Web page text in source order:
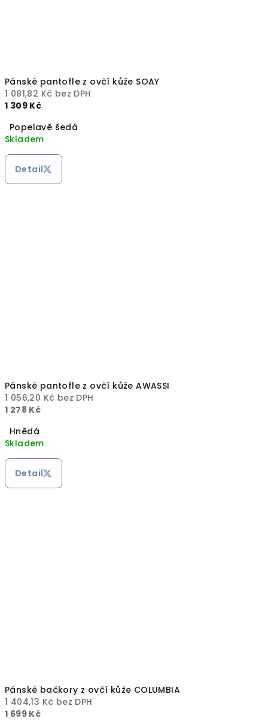
Pánské pantofle z ovčí kůže SOAY
1 081,82 Kč bez DPH
1 309 Kč
Popelavě šedá
Skladem
Detail
Pánské pantofle z ovčí kůže AWASSI
1 056,20 Kč bez DPH
1 278 Kč
Hnědá
Skladem
Detail
Pánské bačkory z ovčí kůže COLUMBIA
1 404,13 Kč bez DPH
1 699 Kč